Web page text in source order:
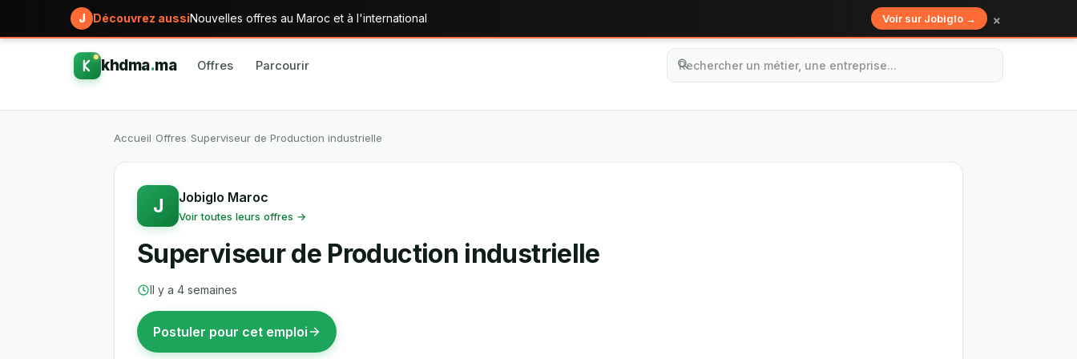
J Découvrez aussiNouvelles offres au Maroc et à l'international Voir sur Jobiglo → ×
khdma.ma Offres Parcourir
Accueil Offres Superviseur de Production industrielle
J Jobiglo Maroc
Voir toutes leurs offres →
Superviseur de Production industrielle
Il y a 4 semaines
Postuler pour cet emploi